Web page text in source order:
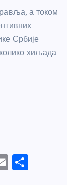
а током
Србије
хиљада
E